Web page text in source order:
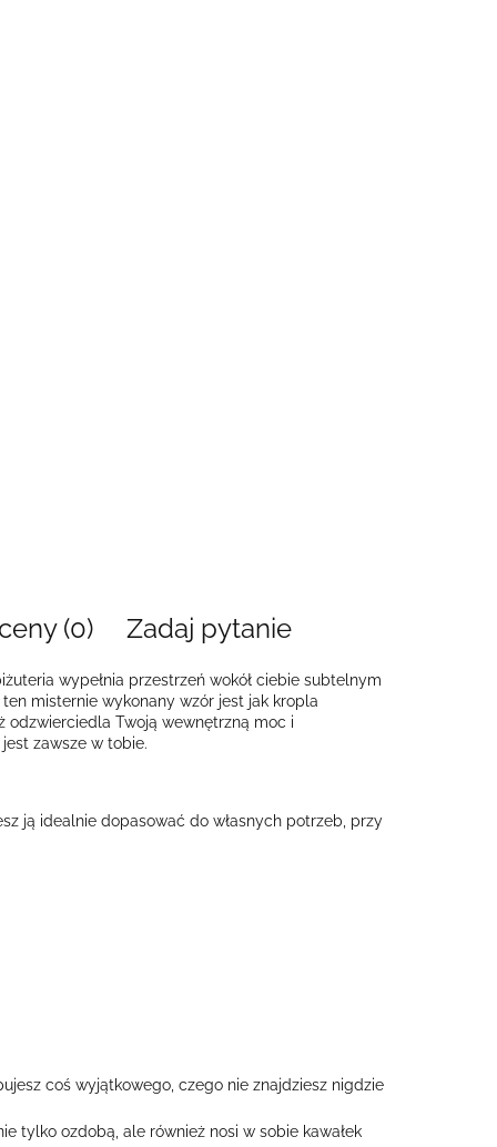
(0) Zadaj pytanie
wypełnia przestrzeń wokół ciebie subtelnym
misternie wykonany wzór jest jak kropla
odzwierciedla Twoją wewnętrzną moc i
zawsze w tobie.
ją idealnie dopasować do własnych potrzeb, przy
coś wyjątkowego, czego nie znajdziesz nigdzie
tylko ozdobą, ale również nosi w sobie kawałek